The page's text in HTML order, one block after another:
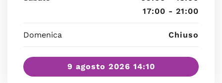
17:00 - 21:00
Domenica Chiuso
9 agosto 2026 14:10